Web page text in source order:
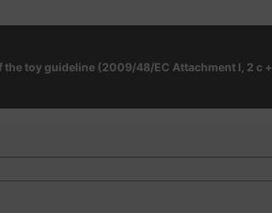
the toy guideline (2009/48/EC Attachment I, 2 c